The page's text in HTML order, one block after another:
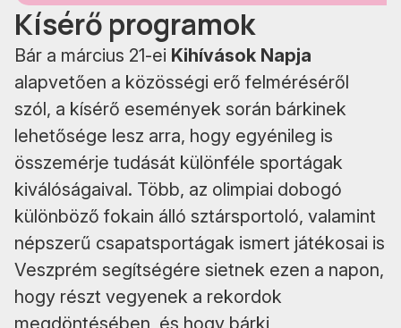
Kísérő programok
Bár a március 21-ei Kihívások Napja
alapvetően a közösségi erő felméréséről
szól, a kísérő események során bárkinek
lehetősége lesz arra, hogy egyénileg is
összemérje tudását különféle sportágak
kiválóságaival. Több, az olimpiai dobogó
különböző fokain álló sztársportoló, valamint
népszerű csapatsportágak ismert játékosai is
Veszprém segítségére sietnek ezen a napon,
hogy részt vegyenek a rekordok
megdöntésében, és hogy bárki